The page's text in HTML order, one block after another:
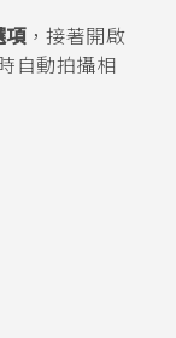
項，接著開啟
自動拍攝相